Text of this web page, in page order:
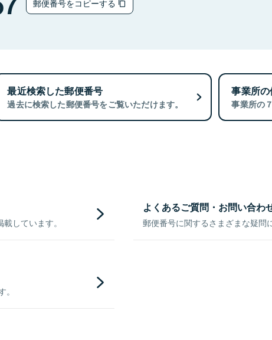
郵便番号をコピーする
最近検索した郵便番号
過去に検索した郵便番号をご覧いただけます。
事業所
事業所の
しています。
よくあるご質問・お問い合わ
郵便番号に関するさまざまな疑問